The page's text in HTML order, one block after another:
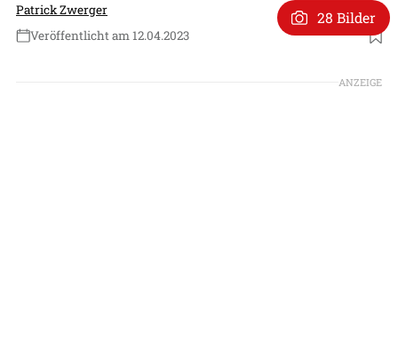
Patrick Zwerger
Veröffentlicht am 12.04.2023
Foto: Northrop Grumman
28 Bilder
ANZEIGE